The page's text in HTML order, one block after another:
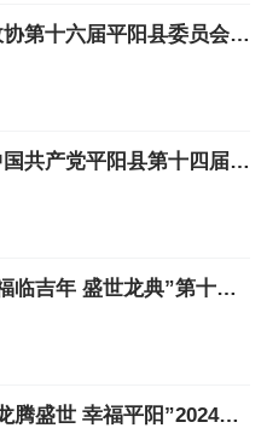
直播回放｜政协第十六届平阳县委员会第四次会议开幕会
直播回放｜中国共产党平阳县第十四届代表大会第四次会议
直播回放丨“福临吉年 盛世龙典”第十届鳌江划大龙民俗文化节
直播回放丨“龙腾盛世 幸福平阳”2024平阳县春节联欢晚会